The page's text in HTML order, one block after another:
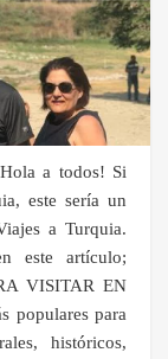
a todos! Si
este sería un
a Turquia.
este artículo;
VISITAR EN
populares para
históricos,